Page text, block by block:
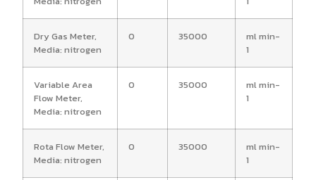
Dry Gas Meter,
Media: nitrogen
0 35000
ml min-
1
Variable Area
Flow Meter,
Media: nitrogen
0 35000
ml min-
1
Rota Flow Meter,
Media: nitrogen
0 35000
ml min-
1